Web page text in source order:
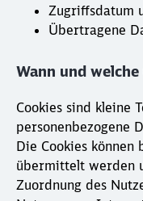
Zugriffsdatum
Übertragene
Wann und
Cookies sind kleine
personenbezogene
Die Cookies
übermittelt werden
Zuordnung des